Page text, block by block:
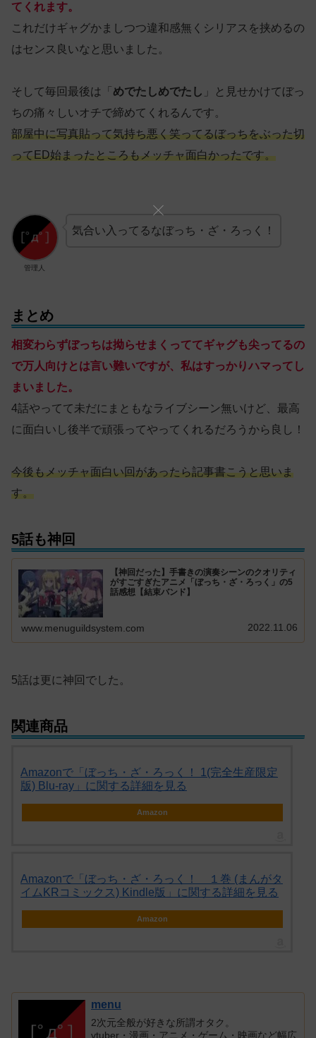
てくれます。
これだけギャグかましつつ違和感無くシリアスを挟めるの
はセンス良いなと思いました。
そして毎回最後は「 めでたしめでたし 」と見せかけてぼっ
ちの痛々しいオチで締めてくれるんです。
部屋中に写真貼って気持ち悪く笑ってるぼっちをぶった切
ってED始まったところもメッチャ面白かったです。
管理人
気合い入ってるなぼっち・ざ・ろっく！
まとめ
相変わらずぼっちは拗らせまくっててギャグも尖ってるの
で万人向けとは言い難いですが、私はすっかりハマってし
まいました。
4話やってて未だにまともなライブシーン無いけど、最高
に面白いし後半で頑張ってやってくれるだろうから良し！
今後もメッチャ面白い回があったら記事書こうと思いま
す。
5話も神回
【神回だった】手書きの演奏シーンのクオリティ
がすごすぎたアニメ「ぼっち・ざ・ろっく」の5
話感想【結束バンド】
www.menuguildsystem.com 2022.11.06
5話は更に神回でした。
関連商品
Amazonで「ぼっち・ざ・ろっく！ 1(完全生産限定
版) Blu-ray」に関する詳細を見る
Amazon
Amazonで「ぼっち・ざ・ろっく！ １巻 (まんがタ
イムKRコミックス) Kindle版」に関する詳細を見る
Amazon
menu
2次元全般が好きな所謂オタク。
vtuber・漫画・アニメ・ゲーム・映画など幅広